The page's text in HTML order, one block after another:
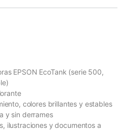
EPSON EcoTank (serie 500,
colores brillantes y estables
y sin derrames
ilustraciones y documentos a